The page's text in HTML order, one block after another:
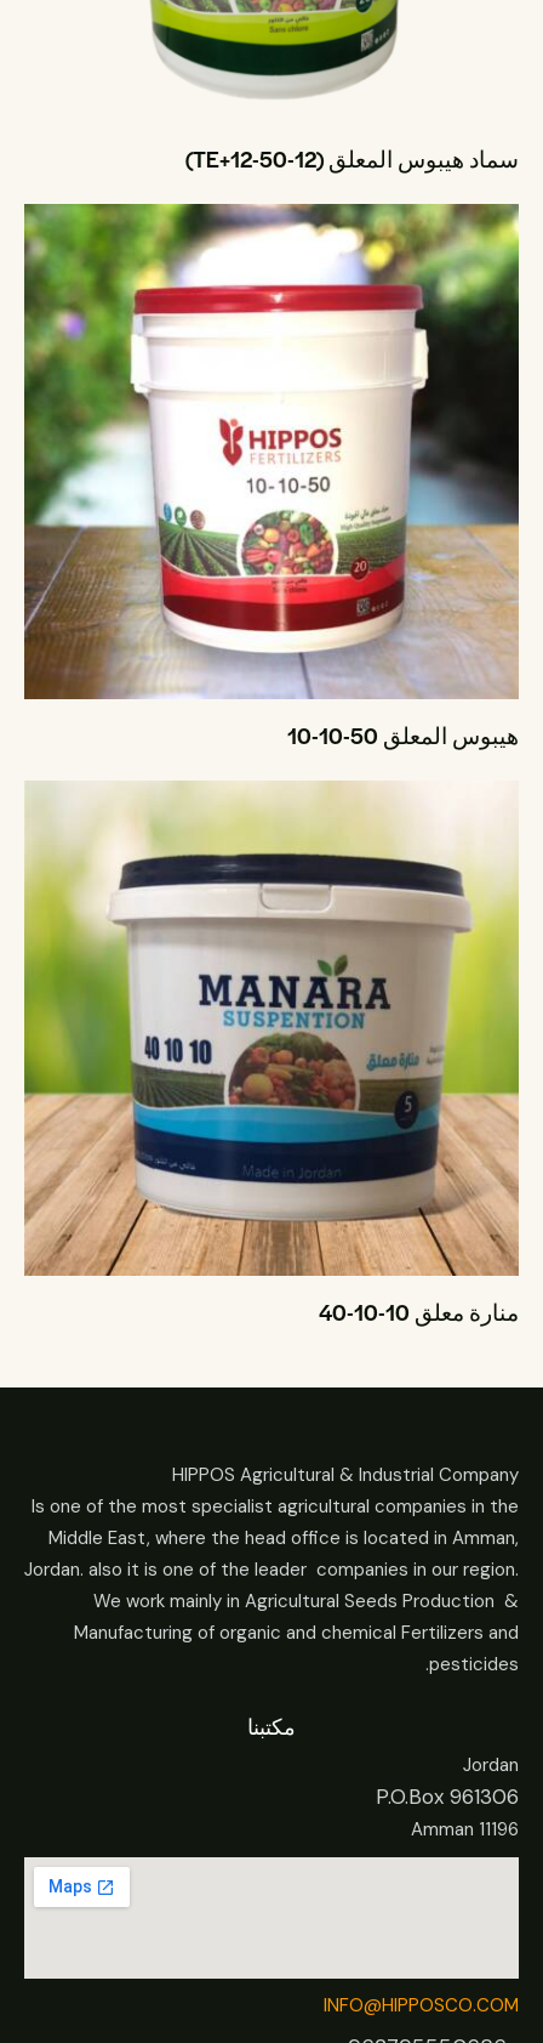
سماد هيبوس المعلق (12-50-12+TE)
هيبوس المعلق 50-10-10
منارة معلق 10-10-40
HIPPOS Agricultural & Industrial Company
Is one of the most specialist agricultural companies in the
Middle East, where the head office is located in Amman,
Jordan. also it is one of the leader companies in our region.
We work mainly in Agricultural Seeds Production &
Manufacturing of organic and chemical Fertilizers and
pesticides.
مكتبنا
Jordan
P.O.Box 961306
Amman 11196
INFO@HIPPOSCO.COM